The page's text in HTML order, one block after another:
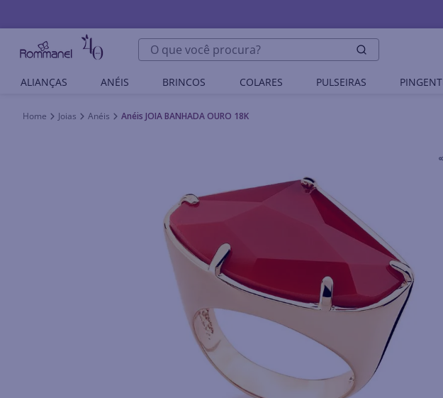
O que você procura?
ALIANÇAS ANÉIS BRINCOS COLARES PULSEIRAS
Joias Anéis Anéis JOIA BANHADA OURO 18K